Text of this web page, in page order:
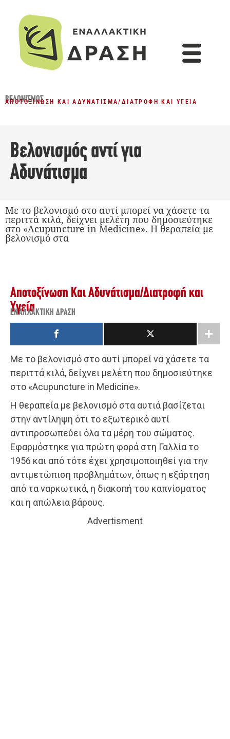
ΒΕΛΟΝΙΣΜΌΣ
ΑΠΟΤΟΞΊΝΩΣΗ ΚΑΙ ΑΔΥΝΆΤΙΣΜΑ/ ΔΙΑΤΡΟΦΉ ΚΑΙ ΥΓΕΊΑ
Βελονισμός αντί για
Αδυνάτισμα
Με το βελονισμό στο αυτί μπορεί να χάσετε τα
περιττά κιλά, δείχνει μελέτη που δημοσιεύτηκε
στο «Acupuncture in Medicine». Η θεραπεία με
βελονισμό στα
Αποτοξίνωση Και Αδυνάτισμα/Διατροφή και
Υγεία
ΕΝΑΛΛΑΚΤΙΚΉ ΔΡΆΣΗ
Με το βελονισμό στο αυτί μπορεί να χάσετε τα
περιττά κιλά, δείχνει μελέτη που δημοσιεύτηκε
στο «Acupuncture in Medicine».
Η θεραπεία με βελονισμό στα αυτιά βασίζεται
στην αντίληψη ότι το εξωτερικό αυτί
αντιπροσωπεύει όλα τα μέρη του σώματος.
Εφαρμόστηκε για πρώτη φορά στη Γαλλία το
1956 και από τότε έχει χρησιμοποιηθεί για την
αντιμετώπιση προβλημάτων, όπως η εξάρτηση
από τα ναρκωτικά, η διακοπή του καπνίσματος
και η απώλεια βάρους.
Advertisment